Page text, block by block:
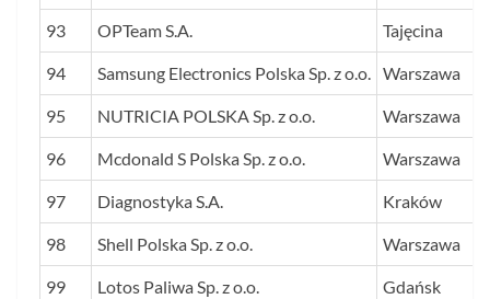
93 OPTeam S.A. Tajęcina
94 Samsung Electronics Polska Sp. z o.o. Warszawa
95 NUTRICIA POLSKA Sp. z o.o. Warszawa
96 Mcdonald S Polska Sp. z o.o. Warszawa
97 Diagnostyka S.A. Kraków
98 Shell Polska Sp. z o.o. Warszawa
99 Lotos Paliwa Sp. z o.o. Gdańsk